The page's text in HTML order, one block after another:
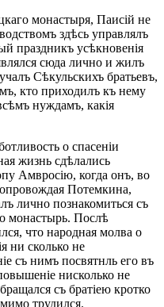
монастыря, Паисій не
здѣсь управлялъ
праздникъ усѣкновенія
сюда лично и жилъ
Сѣкульскихъ братьевъ,
кто приходилъ къ нему
нуждамъ, какія
о спасеніи
жизнь сдѣлались
Амвросію, когда онъ, во
Потемкина,
лично познакомиться съ
монастырь. Послѣ
что народная молва о
ни сколько не
съ нимъ посвятнль его въ
нисколько не
съ братіею кротко
трудился.